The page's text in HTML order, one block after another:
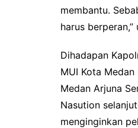
membantu.
harus berperan,”
Dihadapan
MUI Kota
Medan Arjuna
Nasution
menginginkan